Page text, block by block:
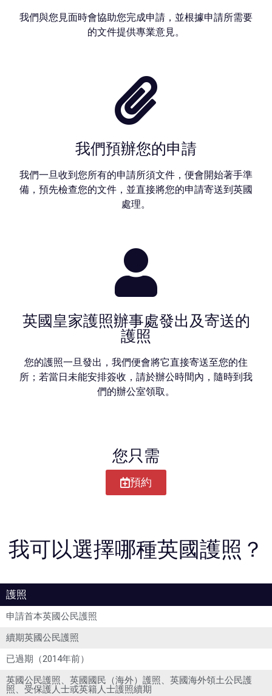
我們與您見面時會協助您完成申請，並根據申請所需要
的文件提供專業意見。
我們預辦您的申請
我們一旦收到您所有的申請所須文件，便會開始著手準
備，預先檢查您的文件，並直接將您的申請寄送到英國
處理。
英國皇家護照辦事處發出及寄送的
護照
您的護照一旦發出，我們便會將它直接寄送至您的住
所；若當日未能安排簽收，請於辦公時間內，隨時到我
們的辦公室領取。
您只需
預約
我可以選擇哪種英國護照？
護照
申請首本英國公民護照
續期英國公民護照
已過期（2014年前）
英國公民護照、英國國民（海外）護照、英國海外領土公民護
照、受保護人士或英籍人士護照續期